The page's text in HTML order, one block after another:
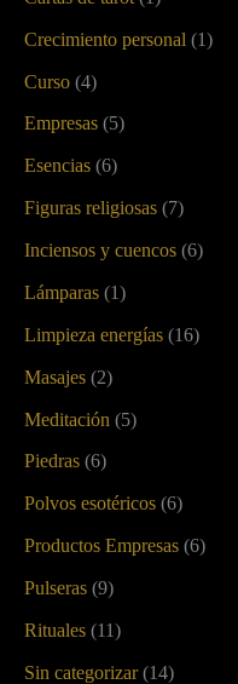
Crecimiento personal (1)
Curso (4)
Empresas (5)
Esencias (6)
Figuras religiosas (7)
Inciensos y cuencos (6)
Lámparas (1)
Limpieza energías (16)
Masajes (2)
Meditación (5)
Piedras (6)
Polvos esotéricos (6)
Productos Empresas (6)
Pulseras (9)
Rituales (11)
Sin categorizar (14)